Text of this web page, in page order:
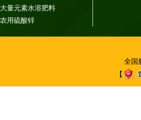
大量元素水溶肥料
农用硫酸锌
全国
【